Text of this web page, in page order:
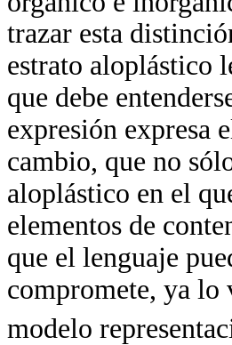
trazar esta
estrato aloplástico
que debe
expresión expresa
cambio, que no
aloplástico en el
elementos de
que el lenguaje
compromete, ya lo
modelo